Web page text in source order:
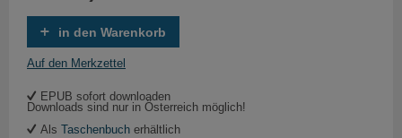
in den Warenkorb
Auf den Merkzettel
EPUB sofort downloaden
Downloads sind nur in Österreich möglich!
Als Taschenbuch erhältlich